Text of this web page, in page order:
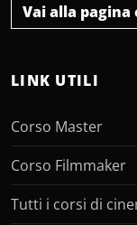
Vai alla
LINK UTILI
Corso Master
Corso Filmmaker
Tutti i corsi di